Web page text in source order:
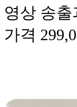
영상 송
가격